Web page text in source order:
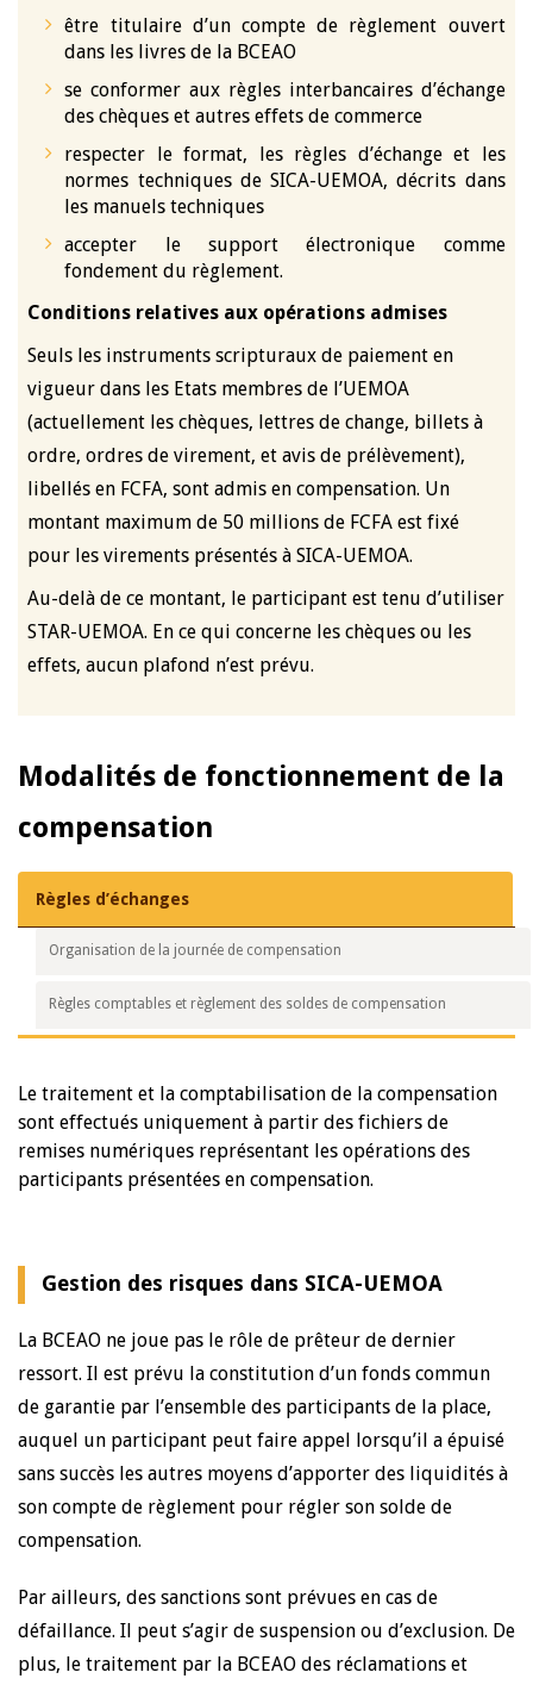
être titulaire d’un compte de règlement ouvert
dans les livres de la BCEAO
se conformer aux règles interbancaires d’échange
des chèques et autres effets de commerce
respecter le format, les règles d’échange et les
normes techniques de SICA-UEMOA, décrits dans
les manuels techniques
accepter le support électronique comme
fondement du règlement.
Conditions relatives aux opérations admises
Seuls les instruments scripturaux de paiement en
vigueur dans les Etats membres de l’UEMOA
(actuellement les chèques, lettres de change, billets à
ordre, ordres de virement, et avis de prélèvement),
libellés en FCFA, sont admis en compensation. Un
montant maximum de 50 millions de FCFA est fixé
pour les virements présentés à SICA-UEMOA.
Au-delà de ce montant, le participant est tenu d’utiliser
STAR-UEMOA. En ce qui concerne les chèques ou les
effets, aucun plafond n’est prévu.
Modalités de fonctionnement de la
compensation
Règles d’échanges
Organisation de la journée de compensation
Règles comptables et règlement des soldes de compensation
Le traitement et la comptabilisation de la compensation
sont effectués uniquement à partir des fichiers de
remises numériques représentant les opérations des
participants présentées en compensation.
Gestion des risques dans SICA-UEMOA
La BCEAO ne joue pas le rôle de prêteur de dernier
ressort. Il est prévu la constitution d’un fonds commun
de garantie par l’ensemble des participants de la place,
auquel un participant peut faire appel lorsqu’il a épuisé
sans succès les autres moyens d’apporter des liquidités à
son compte de règlement pour régler son solde de
compensation.
Par ailleurs, des sanctions sont prévues en cas de
défaillance. Il peut s’agir de suspension ou d’exclusion. De
plus, le traitement par la BCEAO des réclamations et